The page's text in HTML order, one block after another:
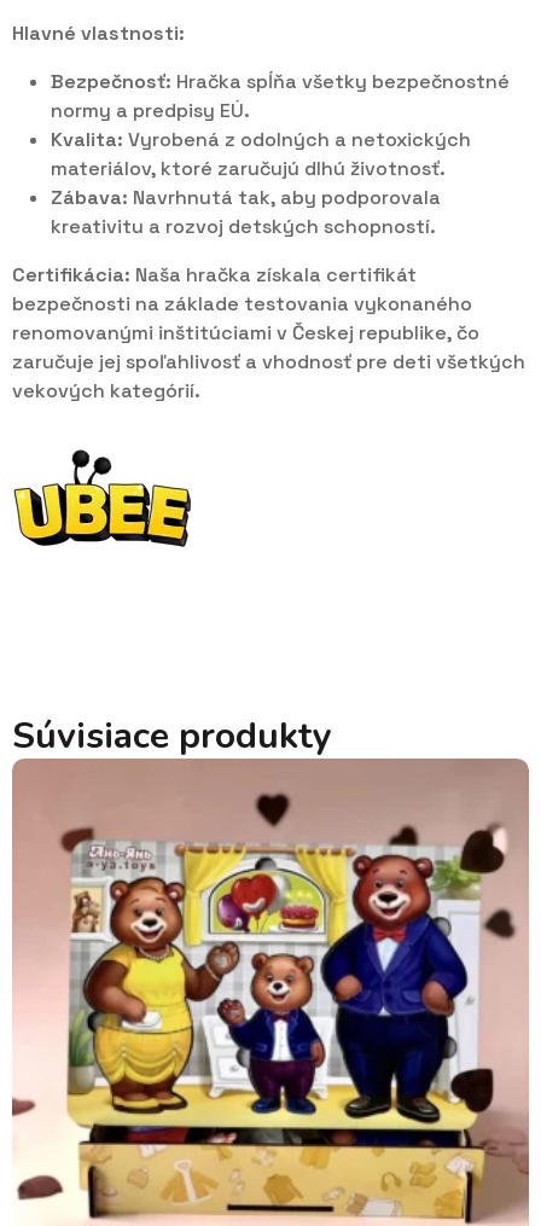
Hlavné vlastnosti:
Bezpečnosť: Hračka spĺňa všetky bezpečnostné
normy a predpisy EÚ.
Kvalita: Vyrobená z odolných a netoxických
materiálov, ktoré zaručujú dlhú životnosť.
Zábava: Navrhnutá tak, aby podporovala
kreativitu a rozvoj detských schopností.
Certifikácia: Naša hračka získala certifikát
bezpečnosti na základe testovania vykonaného
renomovanými inštitúciami v Českej republike, čo
zaručuje jej spoľahlivosť a vhodnosť pre deti všetkých
vekových kategórií.
Súvisiace produkty